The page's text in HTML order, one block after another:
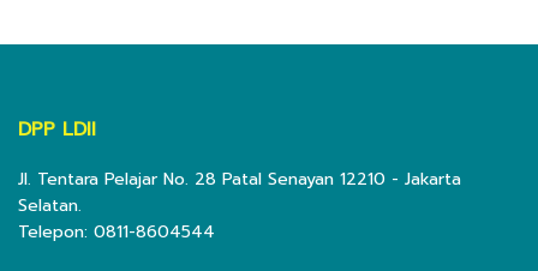
DPP LDII
Jl. Tentara Pelajar No. 28 Patal Senayan 12210 - Jakarta
Selatan.
Telepon: 0811-8604544